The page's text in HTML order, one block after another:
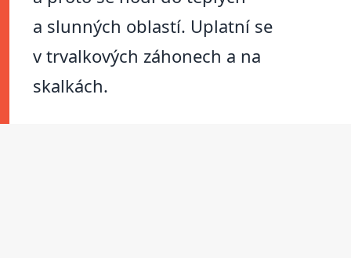
a slunných oblastí. Uplatní se
v trvalkových záhonech a na
skalkách.